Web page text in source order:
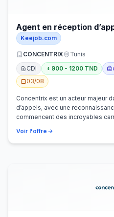
Agent en réception
Keejob.com
CONCENTRIX
Tunis
CDI
900 - 1200 TND
03/08
Concentrix est un acteur majeur
d’appels, avec une
commencent des incroyables
Voir l'offre